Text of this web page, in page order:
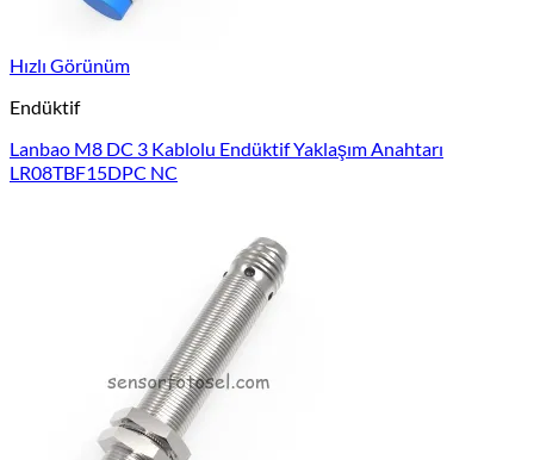
Hızlı Görünüm
Endüktif
Lanbao M8 DC 3 Kablolu Endüktif Yaklaşım Anahtarı
LR08TBF15DPC NC